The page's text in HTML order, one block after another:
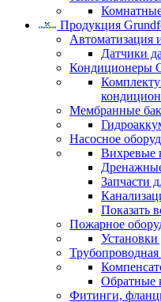
Продукция
Датчики
Кондиционеры
Мембранные
Насосное
Вихревые
Запчасти
Показать
Пожарное
Обратные
Фитинги,